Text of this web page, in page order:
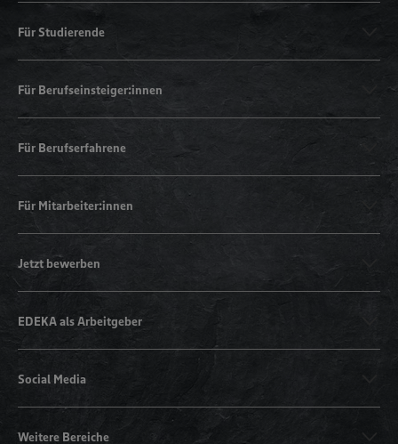
Für Studierende
Für Berufseinsteiger:innen
Für Berufserfahrene
Für Mitarbeiter:innen
Jetzt bewerben
EDEKA als Arbeitgeber
Social Media
Weitere Bereiche